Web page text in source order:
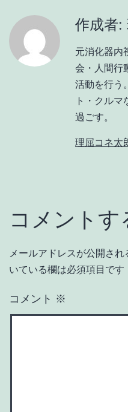
作成者:
元消化器内
会・人間行
活動を行う
ト・クル
過ごす。
理屈コネ太
コメントす
メールアドレスが公開され
いている欄は必須項目です
コメント ※